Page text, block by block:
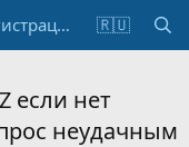
Регистрация 🇷🇺
если нет
неудачным